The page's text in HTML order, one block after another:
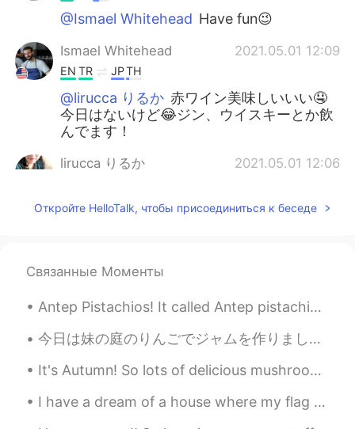
@Ismael Whitehead Have fun😉
Ismael Whitehead 2021.05.01 12:09
EN TR JPTH
@lirucca りるか 赤ワイン美味しいいい🤤
今日はないけど😂ジン、ウイスキーとか飲
んでます！
lirucca りるか 2021.05.01 12:06
@Ismael Whitehead赤ワインかな😌
Ismael Whitehead 2021.05.01 12:04
ENTR JPTH
@Kei Matobaジン美味しいっすよね！
Kei Matoba 2021.05.01 12:02
Откройте HelloTalk, чтобы присоединиться к беседе
Связанные Моменты
Antep Pistachios! It called Antep pistachios because it grown more in the city of Antep. It's ...
今日は妹の庭のりんごでジャムを作りました。 明日はピーナッツバターを買ってサンドイッチを作ります。 Kyō wa imōto no niwa no ringo de jamu o tsukur...
It's Autumn! So lots of delicious mushrooms, and even more delicious meats 🤤🤤🤤 I also have the w...
I have a dream of a house where my flag flies 🇹🇷🇹🇷🇹🇷 내 깃발이 휘날리는 집에 대한 꿈을 가지고 있어요 🇹🇷🇹🇷🇹🇷 私は旗が翻る...